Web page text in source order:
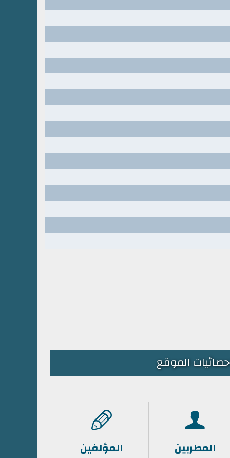
الموقع
المطربين المؤلفين